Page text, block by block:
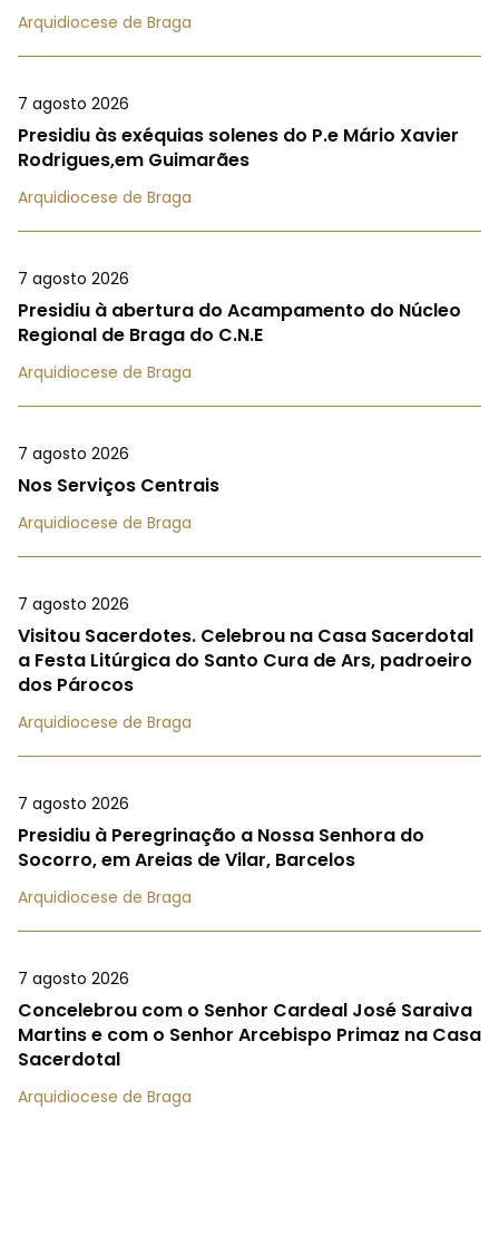
Arquidiocese de Braga
7 agosto 2026
Presidiu às exéquias solenes do P.e Mário Xavier
Rodrigues,em Guimarães
Arquidiocese de Braga
7 agosto 2026
Presidiu à abertura do Acampamento do Núcleo
Regional de Braga do C.N.E
Arquidiocese de Braga
7 agosto 2026
Nos Serviços Centrais
Arquidiocese de Braga
7 agosto 2026
Visitou Sacerdotes. Celebrou na Casa Sacerdotal
a Festa Litúrgica do Santo Cura de Ars, padroeiro
dos Párocos
Arquidiocese de Braga
7 agosto 2026
Presidiu à Peregrinação a Nossa Senhora do
Socorro, em Areias de Vilar, Barcelos
Arquidiocese de Braga
7 agosto 2026
Concelebrou com o Senhor Cardeal José Saraiva
Martins e com o Senhor Arcebispo Primaz na Casa
Sacerdotal
Arquidiocese de Braga